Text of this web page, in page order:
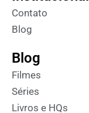
Contato
Blog
Blog
Filmes
Séries
Livros e HQs